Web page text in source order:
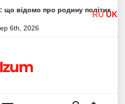
політика Молитва
6th, 2026
Izum
RU UK